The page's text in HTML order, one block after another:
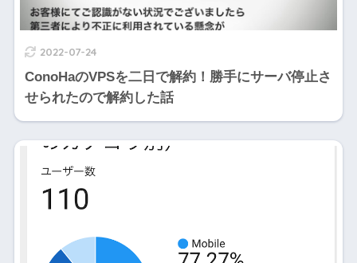
2022-07-24
ConoHaのVPSを二日で解約！勝手にサーバ停止さ
せられたので解約した話